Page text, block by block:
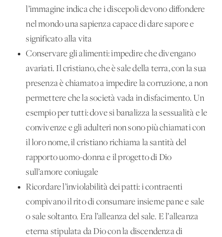
l’immagine indica che i discepoli devono diffondere
nel mondo una sapienza capace di dare sapore e
significato alla vita
Conservare gli alimenti: impedire che divengano
avariati. Il cristiano, che è sale della terra, con la sua
presenza è chiamato a impedire la corruzione, a non
permettere che la società vada in disfacimento. Un
esempio per tutti: dove si banalizza la sessualità e le
convivenze e gli adulteri non sono più chiamati con
il loro nome, il cristiano richiama la santità del
rapporto uomo-donna e il progetto di Dio
sull’amore coniugale
Ricordare l’inviolabilità dei patti: i contraenti
compivano il rito di consumare insieme pane e sale
o sale soltanto. Era l’alleanza del sale. E l’alleanza
eterna stipulata da Dio con la discendenza di